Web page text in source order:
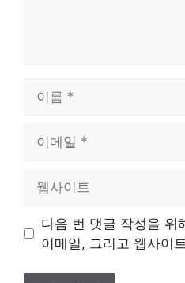
트
다음 번 댓글 작성을 위
이메일, 그리고 웹사이